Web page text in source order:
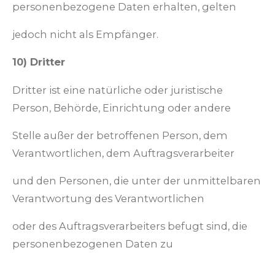
personenbezogene Daten erhalten, gelten
jedoch nicht als Empfänger.
10) Dritter
Dritter ist eine natürliche oder juristische
Person, Behörde, Einrichtung oder andere
Stelle außer der betroffenen Person, dem
Verantwortlichen, dem Auftragsverarbeiter
und den Personen, die unter der unmittelbaren
Verantwortung des Verantwortlichen
oder des Auftragsverarbeiters befugt sind, die
personenbezogenen Daten zu